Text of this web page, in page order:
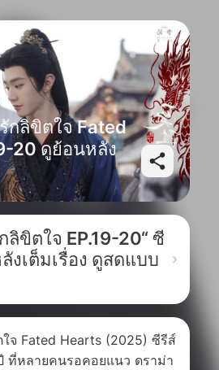
กลิขิตใจ Fated
20 ดูย้อนหลัง
ใจ Fated Hearts (2025) ซีรีส์
ที่หลายคนรอคอยแนว ดราม่า
ลิขิตใจ EP.19-20“ ซี
งเต็มเรื่อง ดูสดแบบ